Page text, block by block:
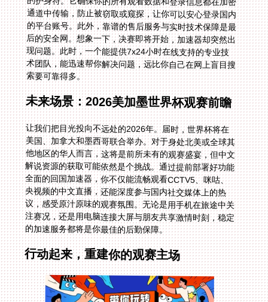
索要可靠得多。
未来场景：2026美加墨世界杯观赛前瞻
让我们把目光投向不远处的2026年。届时，世界杯将在
美国、加拿大和墨西哥联合举办。对于身处北美或全球其
他地区的华人而言，这将是前所未有的观赛盛宴，但中文
解说资源的获取可能依然是个挑战。通过提前部署好功能
全面的回国加速器，你不仅能流畅观看CCTV5、咪咕、
央视频的中文直播，还能深度参与国内社交媒体上的热
议，感受原汁原味的观赛氛围。无论是用手机在旅途中关
注赛况，还是用电脑连接大屏与朋友共享激情时刻，稳定
的加速服务都将是你最佳的后勤保障。
行动起来，重建你的观赛主场